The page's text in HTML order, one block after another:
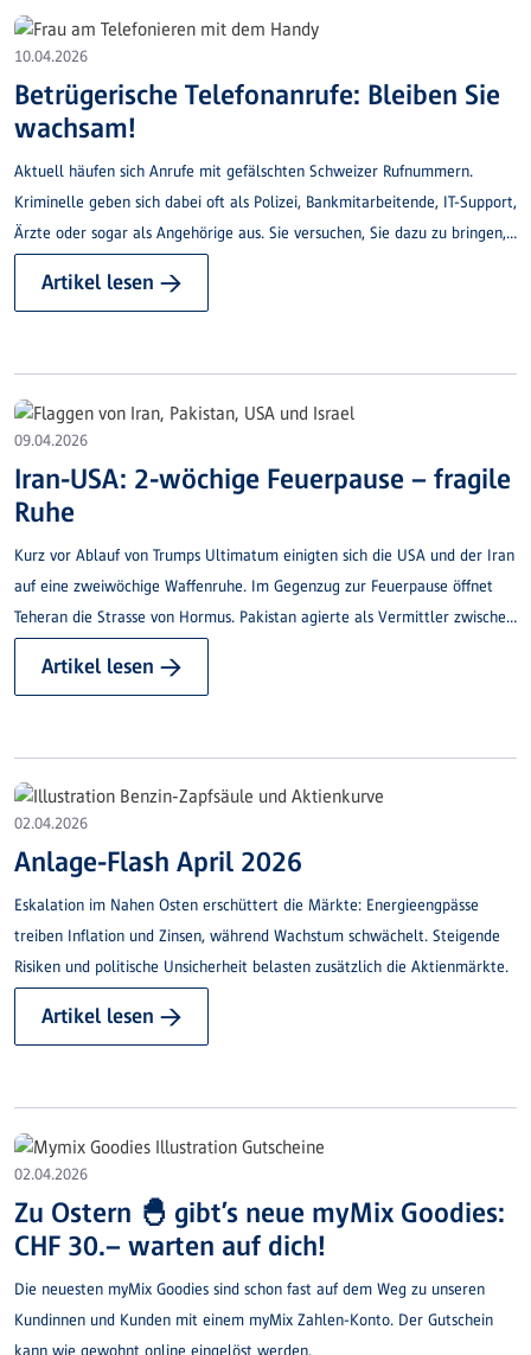
10.04.2026
Betrügerische Telefonanrufe: Bleiben Sie
wachsam!
Aktuell häufen sich Anrufe mit gefälschten Schweizer Rufnummern.
Kriminelle geben sich dabei oft als Polizei, Bankmitarbeitende, IT-Support,
Ärzte oder sogar als Angehörige aus. Sie versuchen, Sie dazu zu bringen,
persönliche bzw. Bankdaten preiszugeben.
Artikel lesen →
09.04.2026
Iran-USA: 2-wöchige Feuerpause – fragile
Ruhe
Kurz vor Ablauf von Trumps Ultimatum einigten sich die USA und der Iran
auf eine zweiwöchige Waffenruhe. Im Gegenzug zur Feuerpause öffnet
Teheran die Strasse von Hormus. Pakistan agierte als Vermittler zwischen
bedingt sich Operationen im Libanon gegen die Hisbollah aus.
Artikel lesen →
02.04.2026
Anlage-Flash April 2026
Eskalation im Nahen Osten erschüttert die Märkte: Energieengpässe
treiben Inflation und Zinsen, während Wachstum schwächelt. Steigende
Risiken und politische Unsicherheit belasten zusätzlich die Aktienmärkte.
Artikel lesen →
02.04.2026
Zu Ostern 🐣 gibt’s neue myMix Goodies:
CHF 30.– warten auf dich!
Die neuesten myMix Goodies sind schon fast auf dem Weg zu unseren
Kundinnen und Kunden mit einem myMix Zahlen-Konto. Der Gutschein
kann wie gewohnt online eingelöst werden.